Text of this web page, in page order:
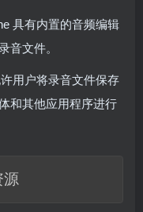
具有内置的音频编辑
音文件。
用户将录音文件保存
和其他应用程序进行
源